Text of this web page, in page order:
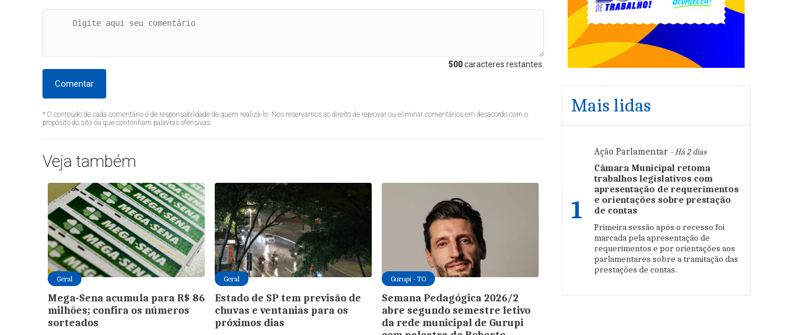
500caracteres restantes.
Comentar
* O conteúdo de cada comentário é de responsabilidade de quem realizá-lo. Nos reservamos ao direito de reprovar ou eliminar comentários em desacordo com o
propósito do site ou que contenham palavras ofensivas.
Veja também
Geral
Mega-Sena acumula para R$ 86
milhões; confira os números
sorteados
Geral
Estado de SP tem previsão de
chuvas e ventanias para os
próximos dias
Gurupi - TO
Semana Pedagógica 2026/2
abre segundo semestre letivo
da rede municipal de Gurupi
Mais lidas
1
Ação Parlamentar - Há 2 dias
Câmara Municipal retoma
trabalhos legislativos com
apresentação de requerimentos
e orientações sobre prestação
de contas
Primeira sessão após o recesso foi
marcada pela apresentação de
requerimentos e por orientações aos
parlamentares sobre a tramitação das
prestações de contas.